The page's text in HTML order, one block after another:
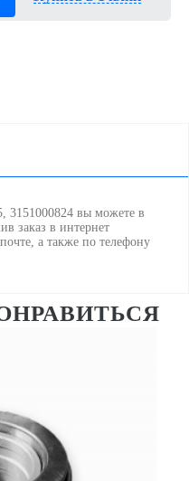
3151000824 вы можете в
заказ в интернет
а также по телефону